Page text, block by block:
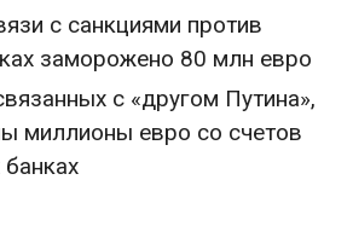
с санкциями против
заморожено 80 млн евро
с «другом Путина»,
миллионы евро со счетов